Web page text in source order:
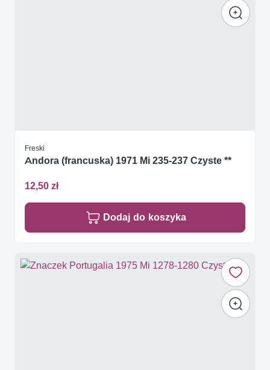
Freski
Andora (francuska) 1971 Mi 235-237 Czyste **
12,50 zł
Dodaj do koszyka